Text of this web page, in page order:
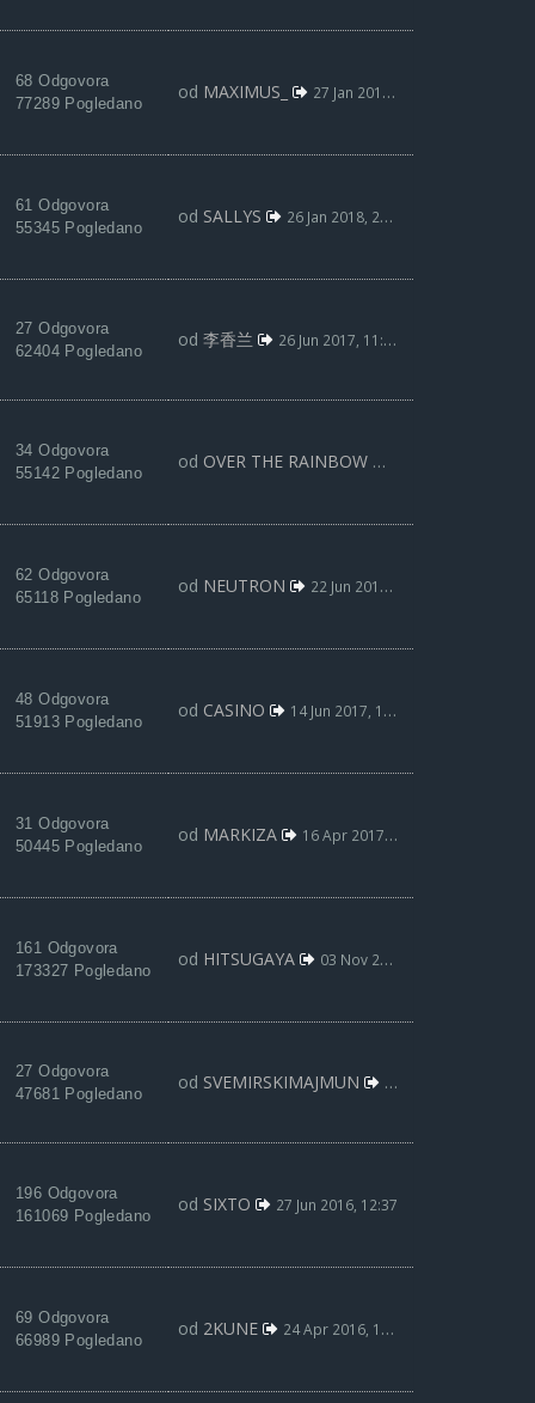
68 Odgovora
77289 Pogledano
od MAXIMUS_ 27 Jan 2018, 01:25
61 Odgovora
55345 Pogledano
od SALLYS 26 Jan 2018, 20:46
27 Odgovora
62404 Pogledano
od 李香兰 26 Jun 2017, 11:33
34 Odgovora
55142 Pogledano
od OVER THE RAINBOW
62 Odgovora
65118 Pogledano
od NEUTRON 22 Jun 2017, 01:32
48 Odgovora
51913 Pogledano
od CASINO 14 Jun 2017, 18:35
31 Odgovora
50445 Pogledano
od MARKIZA 16 Apr 2017, 11:44
161 Odgovora
173327 Pogledano
od HITSUGAYA 03 Nov 2016, 20:00
27 Odgovora
47681 Pogledano
od SVEMIRSKIMAJMUN 18 Avg 2016, 18:07
196 Odgovora
161069 Pogledano
od SIXTO 27 Jun 2016, 12:37
69 Odgovora
66989 Pogledano
od 2KUNE 24 Apr 2016, 11:29